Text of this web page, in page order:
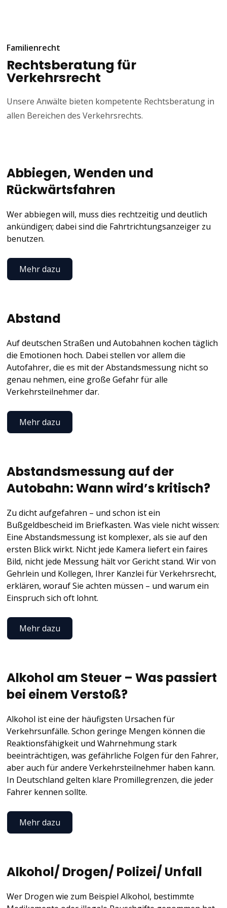
nichts zu befürchten. Denn ein unerlaubtes Entfernen vom
Familienrecht
Rechtsberatung für
Verkehrsrecht
Unsere Anwälte bieten kompetente Rechtsberatung in
allen Bereichen des Verkehrsrechts.
Abbiegen, Wenden und
Rückwärtsfahren
Wer abbiegen will, muss dies rechtzeitig und deutlich
ankündigen; dabei sind die Fahrtrichtungsanzeiger zu
benutzen.
Mehr dazu
Abstand
Auf deutschen Straßen und Autobahnen kochen täglich
die Emotionen hoch. Dabei stellen vor allem die
Autofahrer, die es mit der Abstandsmessung nicht so
genau nehmen, eine große Gefahr für alle
Verkehrsteilnehmer dar.
Mehr dazu
Abstandsmessung auf der
Autobahn: Wann wird’s kritisch?
Zu dicht aufgefahren – und schon ist ein
Bußgeldbescheid im Briefkasten. Was viele nicht wissen:
Eine Abstandsmessung ist komplexer, als sie auf den
ersten Blick wirkt. Nicht jede Kamera liefert ein faires
Bild, nicht jede Messung hält vor Gericht stand. Wir von
Gehrlein und Kollegen, Ihrer Kanzlei für Verkehrsrecht,
erklären, worauf Sie achten müssen – und warum ein
Einspruch sich oft lohnt.
Mehr dazu
Alkohol am Steuer – Was passiert
bei einem Verstoß?
Alkohol ist eine der häufigsten Ursachen für
Verkehrsunfälle. Schon geringe Mengen können die
Reaktionsfähigkeit und Wahrnehmung stark
beeinträchtigen, was gefährliche Folgen für den Fahrer,
aber auch für andere Verkehrsteilnehmer haben kann.
In Deutschland gelten klare Promillegrenzen, die jeder
Fahrer kennen sollte.
Mehr dazu
Alkohol/ Drogen/ Polizei/ Unfall
Wer Drogen wie zum Beispiel Alkohol, bestimmte